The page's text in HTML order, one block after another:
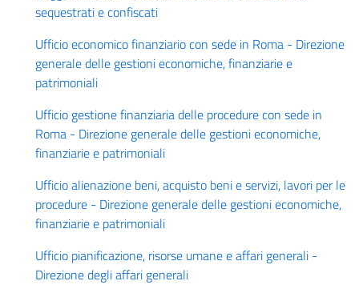
sequestrati e confiscati
Ufficio economico finanziario con sede in Roma - Direzione
generale delle gestioni economiche, finanziarie e
patrimoniali
Ufficio gestione finanziaria delle procedure con sede in
Roma - Direzione generale delle gestioni economiche,
finanziarie e patrimoniali
Ufficio alienazione beni, acquisto beni e servizi, lavori per le
procedure - Direzione generale delle gestioni economiche,
finanziarie e patrimoniali
Ufficio pianificazione, risorse umane e affari generali -
Direzione degli affari generali